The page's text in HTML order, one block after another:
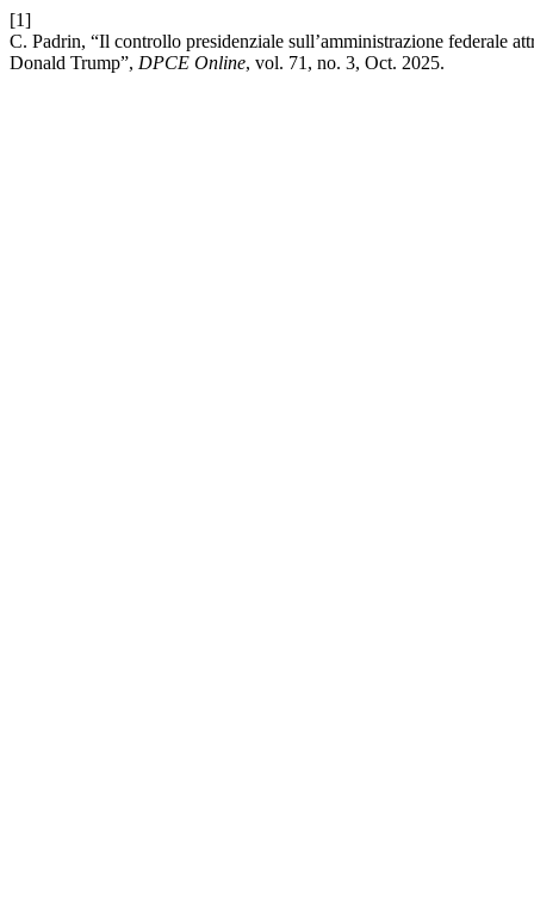
[1]
C. Padrin, “Il controllo presidenziale sull’amministrazione federale
Donald Trump”, DPCE Online, vol. 71, no. 3, Oct. 2025.